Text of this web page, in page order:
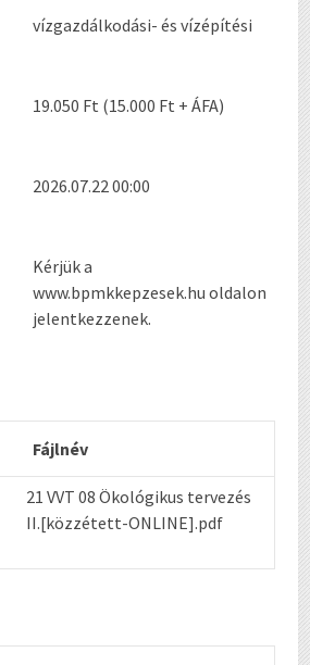
vízgazdálkodási- és vízépítési
19.050 Ft (15.000 Ft + ÁFA)
2026.07.22 00:00
Kérjük a
www.bpmkkepzesek.hu oldalon
jelentkezzenek.
Fájlnév
21 VVT 08 Ökológikus tervezés
II.[közzétett-ONLINE].pdf